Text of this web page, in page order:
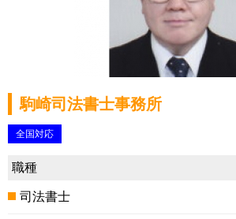
駒崎司法書士事務所
全国対応
職種
司法書士